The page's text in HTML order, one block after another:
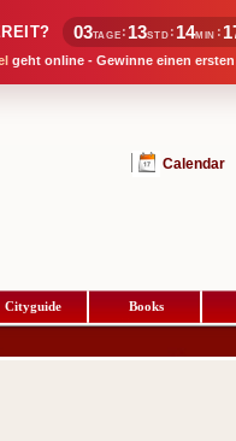
03TAGE : 13STD : 14MIN :
geht online - Gewinne einen
Calendar
Cityguide Books